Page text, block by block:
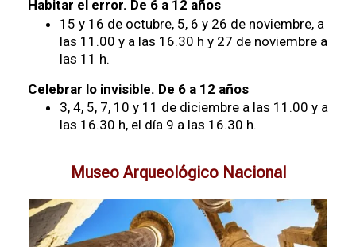
Habitar el error. De 6 a 12 años
15 y 16 de octubre, 5, 6 y 26 de noviembre, a
las 11.00 y a las 16.30 h y 27 de noviembre a
las 11 h.
Celebrar lo invisible. De 6 a 12 años
3, 4, 5, 7, 10 y 11 de diciembre a las 11.00 y a
las 16.30 h, el día 9 a las 16.30 h.
Museo Arqueológico Nacional